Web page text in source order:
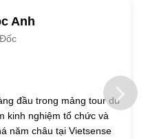
Anh
đầu trong mảng tour du
kinh nghiệm tổ chức và
năm châu tại Vietsense